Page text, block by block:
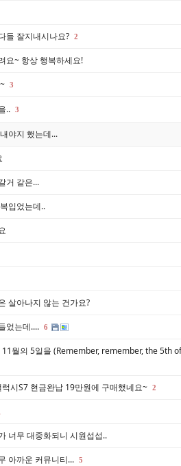
들 잘지내시나요? 2
요~ 항상 행복하세요!
3
.. 3
야지 했는데...
거 같은...
입었는데..
살아나지 않는 건가요?
었는데.... 6
11월의 5일을 (Remember, remember, the 5th
시S7 현금완납 19만원에 구매했네요~ 2
너무 대중화되니 시원섭섭..
아까운 커뮤니티... 5